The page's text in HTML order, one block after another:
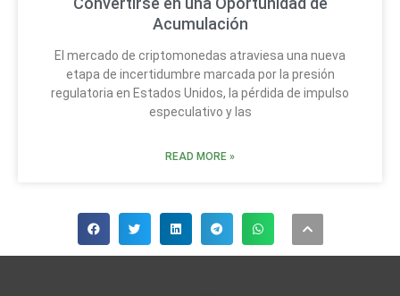
Acumulación
El mercado de criptomonedas atraviesa una nueva
etapa de incertidumbre marcada por la presión
regulatoria en Estados Unidos, la pérdida de impulso
especulativo y las
READ MORE »